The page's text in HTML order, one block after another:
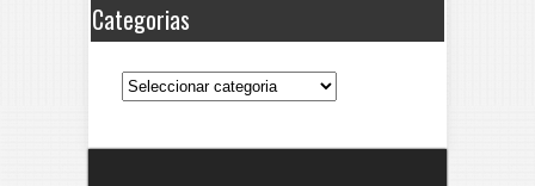
Categorias
Categorias